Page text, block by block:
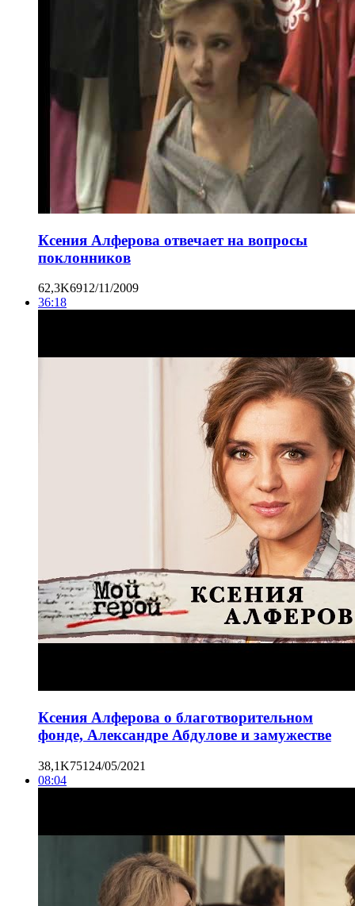
Ксения Алферова отвечает на вопросы
поклонников
62,3K6912/11/2009
36:18
Ксения Алферова о благотворительном
фонде, Александре Абдулове и замужестве
38,1K751 24/05/2021
08:04